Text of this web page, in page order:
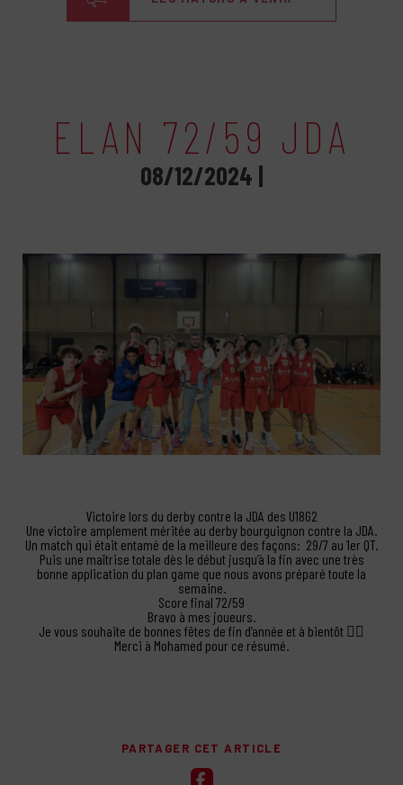
ELAN 72/59 JDA
08/12/2024 |
Victoire lors du derby contre la JDA des U18G2
Une victoire amplement méritée au derby bourguignon contre la JDA.
Un match qui était entamé de la meilleure des façons: 29/7 au 1er QT.
Puis une maîtrise totale dès le début jusqu’à la fin avec une très
bonne application du plan game que nous avons préparé toute la
semaine.
Score final 72/59
Bravo à mes joueurs.
Je vous souhaite de bonnes fêtes de fin d’année et à bientôt ✌🏼
Merci à Mohamed pour ce résumé.
PARTAGER CET ARTICLE